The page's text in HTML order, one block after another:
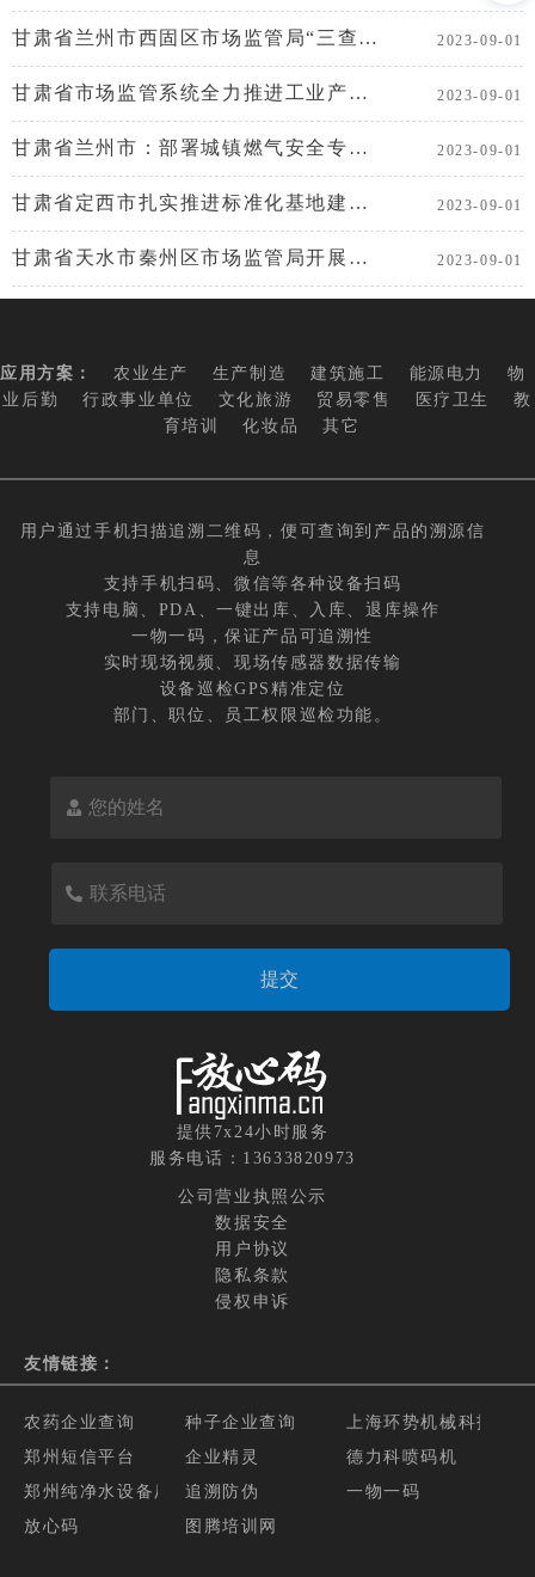
甘肃省兰州市西固区市场监管局“三查”大桶水生产企业 2023-09-01
甘肃省市场监管系统全力推进工业产品质量安全主体责任落实落细 2023-09-01
甘肃省兰州市：部署城镇燃气安全专项整治行动 2023-09-01
甘肃省定西市扎实推进标准化基地建设 全面提升道地药材质量 2023-09-01
甘肃省天水市秦州区市场监管局开展大米质量安全风险排查防控行动 2023-09-01
应用方案： 农业生产 生产制造 建筑施工 能源电力
物
业后勤
行政事业单位 文化旅游 贸易零售 医疗卫生
教
育培训
化妆品 其它
用户通过手机扫描追溯二维码，便可查询到产品的溯源信
息
支持手机扫码、微信等各种设备扫码
支持电脑、PDA、一键出库、入库、退库操作
一物一码，保证产品可追溯性
实时现场视频、现场传感器数据传输
设备巡检GPS精准定位
部门、职位、员工权限巡检功能。
提供7x24小时服务
服务电话：13633820973
公司营业执照公示
数据安全
用户协议
隐私条款
侵权申诉
友情链接：
农药企业查询 种子企业查询
上海环势机械科技有
郑州短信平台
企业精灵
德力科喷码机
郑州纯净水设备厂家追溯防伪
一物一码
放心码
图腾培训网